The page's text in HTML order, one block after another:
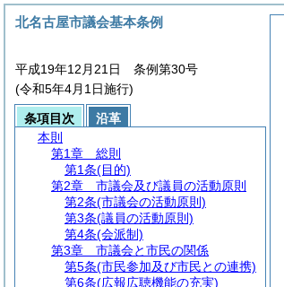
北名古屋市議会基本条例
平成19年12月21日 条例第30号
(令和5年4月1日施行)
条項目次
沿革
本則
第1章
総則
第1条(目的)
第2章
市議会及び議員の活動原則
第2条(市議会の活動原則)
第3条(議員の活動原則)
第4条(会派制)
第3章
市議会と市民の関係
第5条(市民参加及び市民との連携)
第6条(広報広聴機能の充実)